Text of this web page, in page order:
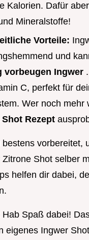
Kalorien. Dafür
Mineralstoffe!
Vorteile:
und
vorbeugen Ingwer
C, perfekt für
Wer noch mehr
Rezept
vorbereitet,
Shot selber
helfen dir dabei,
Spaß dabei!
eigenes Ingwer